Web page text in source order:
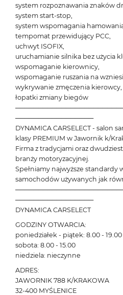
system rozpoznawania znaków
system start-stop,
system wspomagania
tempomat przewidujący PCC,
uchwyt ISOFIX,
uruchamianie silnika bez użycia
wspomaganie kierownicy,
wspomaganie ruszania na
wykrywanie zmęczenia kierowcy,
łopatki zmiany biegów
─────────────────
DYNAMICA CARSELECT - salon
klasy PREMIUM w Jawornik k/
Firma z tradycjami oraz
branży motoryzacyjnej.
Spełniamy najwyższe standardy
samochodów używanych jak
─────────────────
DYNAMICA CARSELECT
GODZINY OTWARCIA:
poniedziałek - piątek: 8.00 - 19.00
sobota: 8.00 - 15.00
niedziela: nieczynne
ADRES:
JAWORNIK 788 K/KRAKOWA
32-400 MYŚLENICE